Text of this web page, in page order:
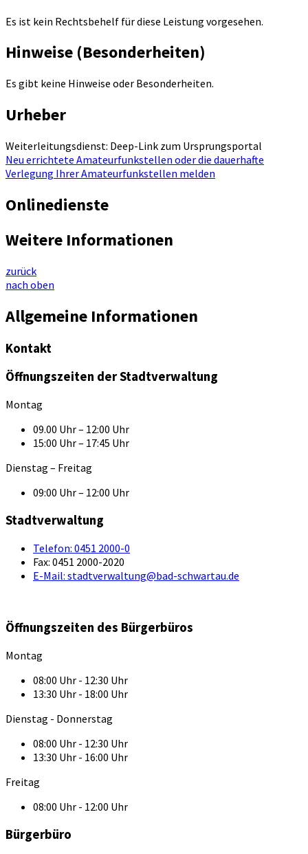
Es ist kein Rechtsbehelf für diese Leistung vorgesehen.
Hinweise (Besonderheiten)
Es gibt keine Hinweise oder Besonderheiten.
Urheber
Weiterleitungsdienst: Deep-Link zum Ursprungsportal
Neu errichtete Amateurfunkstellen oder die dauerhafte
Verlegung Ihrer Amateurfunkstellen melden
Onlinedienste
Weitere Informationen
zurück
nach oben
Allgemeine Informationen
Kontakt
Öffnungszeiten der Stadtverwaltung
Montag
09.00 Uhr – 12:00 Uhr
15:00 Uhr – 17:45 Uhr
Dienstag – Freitag
09:00 Uhr – 12:00 Uhr
Stadtverwaltung
Telefon: 0451 2000-0
Fax: 0451 2000-2020
E-Mail: stadtverwaltung@bad-schwartau.de
Öffnungszeiten des Bürgerbüros
Montag
08:00 Uhr - 12:30 Uhr
13:30 Uhr - 18:00 Uhr
Dienstag - Donnerstag
08:00 Uhr - 12:30 Uhr
13:30 Uhr - 16:00 Uhr
Freitag
08:00 Uhr - 12:00 Uhr
Bürgerbüro